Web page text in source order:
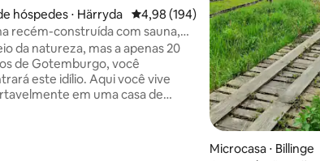
média de 5, 312 avaliações
hóspedes ⋅ Härryda 4,98 de uma avaliação média de
4,98 (194)
recém-construída com sauna,
e cais privativo
da natureza, mas a apenas 20
de Gotemburgo, você
este idílio. Aqui você vive
em uma casa de
Microcasa ⋅ Billinge